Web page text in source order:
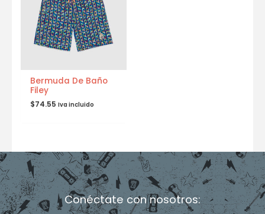
Bermuda De Baño
Filey
$74.55 Iva incluido
Conéctate con nosotros: